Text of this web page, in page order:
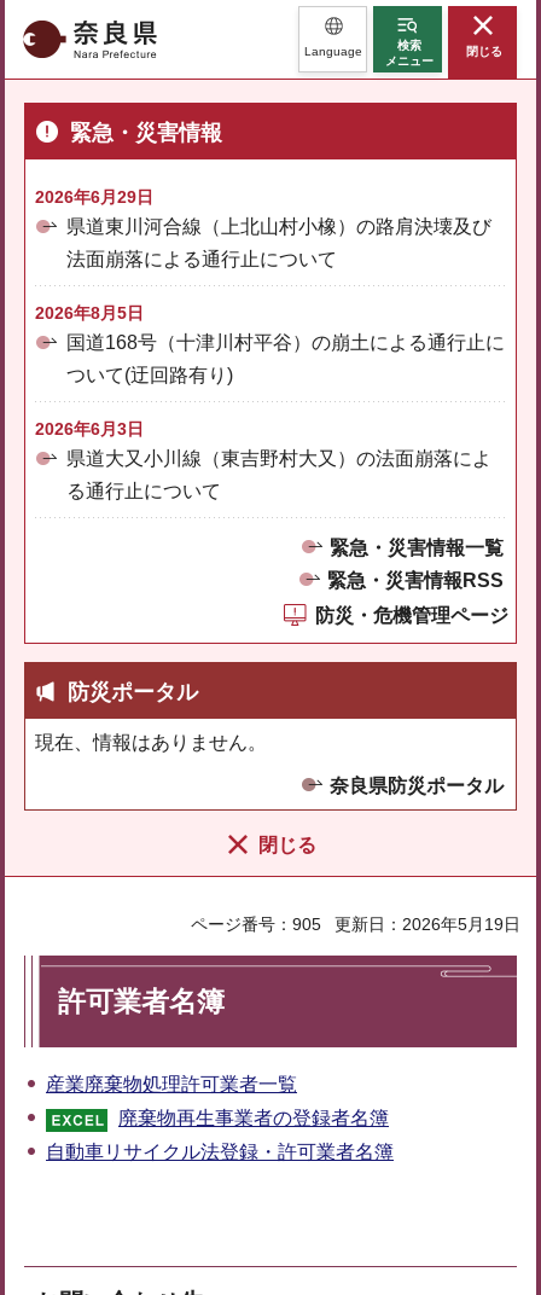
奈良県 Language
検索
メニュー
閉じる
緊急・災害情報
2026年6月29日
県道東川河合線（上北山村小橡）の路肩決壊及び
法面崩落による通行止について
2026年8月5日
国道168号（十津川村平谷）の崩土による通行止に
ついて(迂回路有り)
2026年6月3日
県道大又小川線（東吉野村大又）の法面崩落によ
る通行止について
緊急・災害情報一覧
緊急・災害情報RSS
防災・危機管理ページ
防災ポータル
現在、情報はありません。
奈良県防災ポータル
閉じる
ページ番号：905 更新日：2026年5月19日
許可業者名簿
産業廃棄物処理許可業者一覧
廃棄物再生事業者の登録者名簿
自動車リサイクル法登録・許可業者名簿